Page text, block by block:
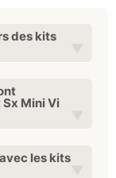
des kits
Mini Vi
les kits